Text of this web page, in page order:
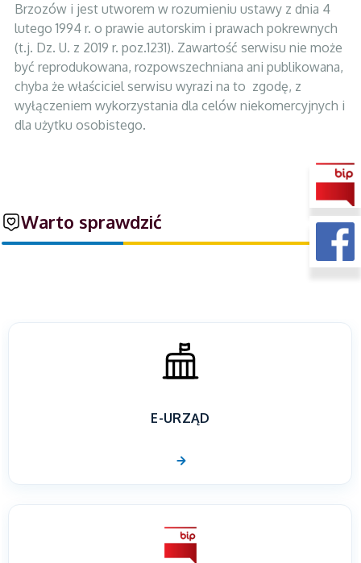
Brzozów i jest utworem w rozumieniu ustawy z dnia 4
lutego 1994 r. o prawie autorskim i prawach pokrewnych
(t.j. Dz. U. z 2019 r. poz.1231). Zawartość serwisu nie może
być reprodukowana, rozpowszechniana ani publikowana,
chyba że właściciel serwisu wyrazi na to zgodę, z
wyłączeniem wykorzystania dla celów niekomercyjnych i
dla użytku osobistego.
Warto sprawdzić
E-URZĄD